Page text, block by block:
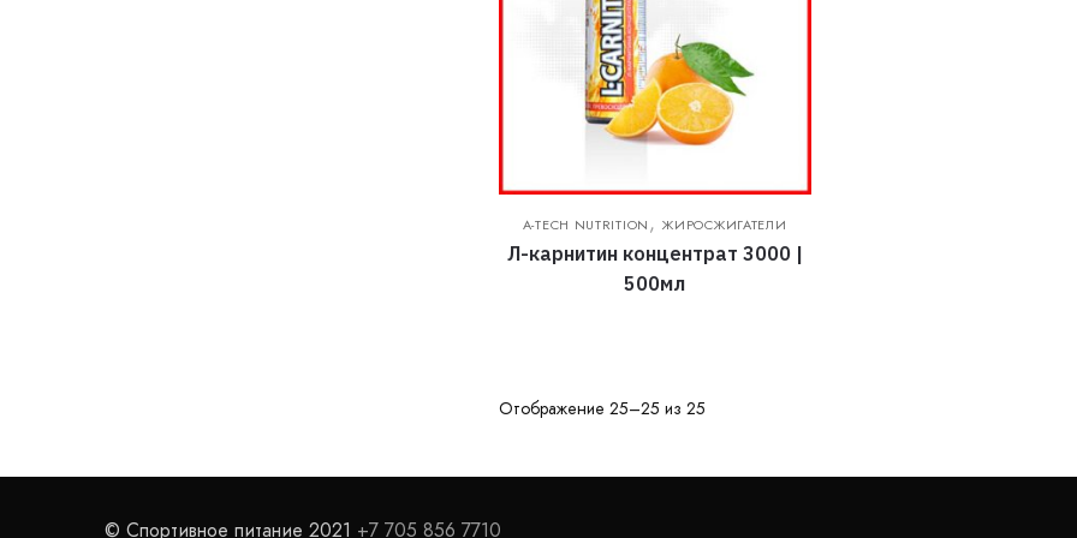
A-TECH NUTRITION,ЖИРОСЖИГАТЕЛИ
Л-карнитин концентрат 3000 |
500мл
Отображение 25–25 из 25
© Спортивное питание 2021 +7 705 856 7710